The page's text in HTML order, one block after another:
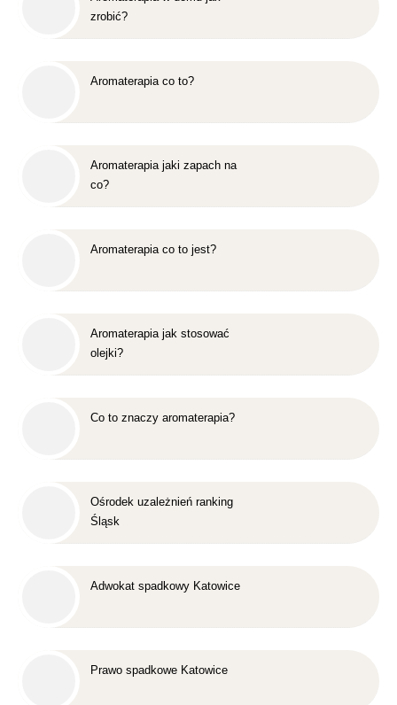
zrobić?
Aromaterapia co to?
Aromaterapia jaki zapach na
co?
Aromaterapia co to jest?
Aromaterapia jak stosować
olejki?
Co to znaczy aromaterapia?
Ośrodek uzależnień ranking
Śląsk
Adwokat spadkowy Katowice
Prawo spadkowe Katowice